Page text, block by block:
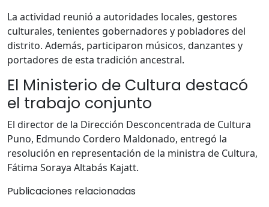
La actividad reunió a autoridades locales, gestores
culturales, tenientes gobernadores y pobladores del
distrito. Además, participaron músicos, danzantes y
portadores de esta tradición ancestral.
El Ministerio de Cultura destacó
el trabajo conjunto
El director de la Dirección Desconcentrada de Cultura
Puno, Edmundo Cordero Maldonado, entregó la
resolución en representación de la ministra de Cultura,
Fátima Soraya Altabás Kajatt.
Publicaciones relacionadas